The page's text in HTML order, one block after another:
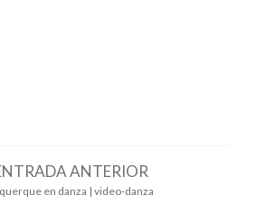
ANTERIOR
en danza | video-danza